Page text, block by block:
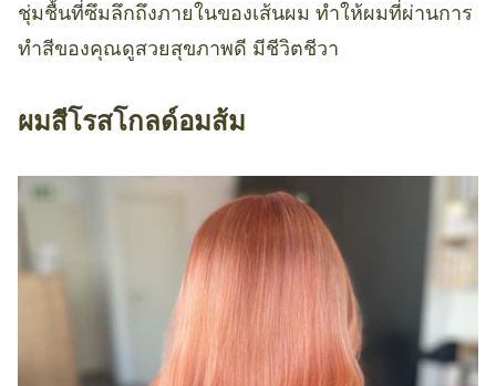
ชุ่มชื้นที่ซึมลึกถึงภายในของเส้นผม ทำให้ผมที่ผ่านการ
ทำสีของคุณดูสวยสุขภาพดี มีชีวิตชีวา
ผมสีโรสโกลด์อมส้ม